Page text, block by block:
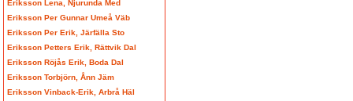
Eriksson Lena, Njurunda Med
Eriksson Per Gunnar Umeå Väb
Eriksson Per Erik, Järfälla Sto
Eriksson Petters Erik, Rättvik Dal
Eriksson Röjås Erik, Boda Dal
Eriksson Torbjörn, Ånn Jäm
Eriksson Vinback-Erik, Arbrå Häl